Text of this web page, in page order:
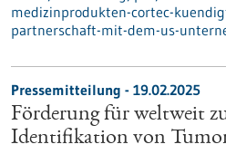
medizinprodukten-cortec-
partnerschaft-mit-dem-us-
Pressemitteilung - 19.02.2025
Förderung für weltweit
Identifikation von